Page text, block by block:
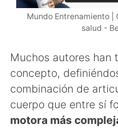
Mundo Entrenamiento
salud -
Muchos autores han
concepto,
combinación de
cuerpo que entre sí
motora más